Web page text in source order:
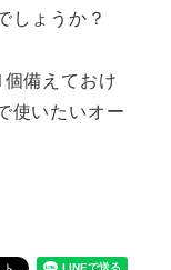
しょうか？
備えておけ
使いたいオー